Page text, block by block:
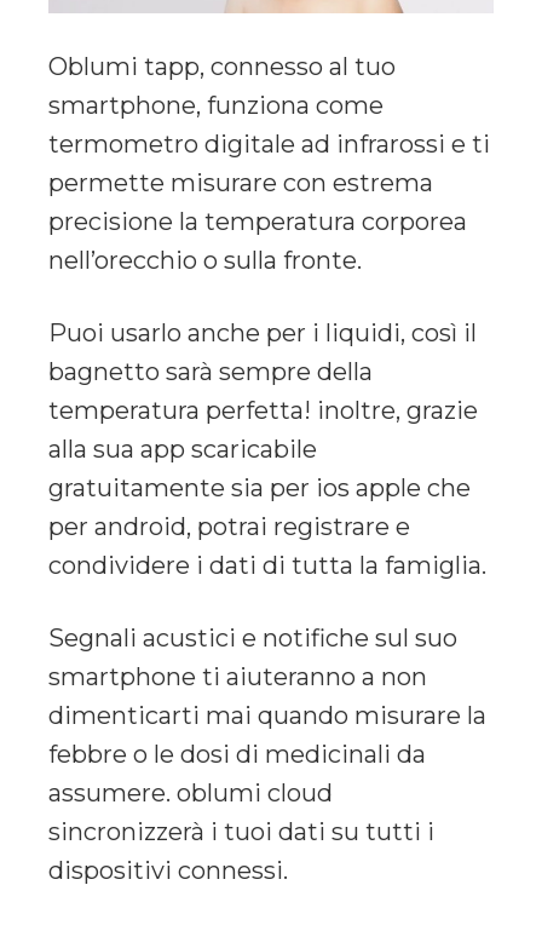
Oblumi tapp, connesso al tuo
smartphone, funziona come
termometro digitale ad infrarossi e ti
permette misurare con estrema
precisione la temperatura corporea
nell’orecchio o sulla fronte.
Puoi usarlo anche per i liquidi, così il
bagnetto sarà sempre della
temperatura perfetta! inoltre, grazie
alla sua app scaricabile
gratuitamente sia per ios apple che
per android, potrai registrare e
condividere i dati di tutta la famiglia.
Segnali acustici e notifiche sul suo
smartphone ti aiuteranno a non
dimenticarti mai quando misurare la
febbre o le dosi di medicinali da
assumere. oblumi cloud
sincronizzerà i tuoi dati su tutti i
dispositivi connessi.